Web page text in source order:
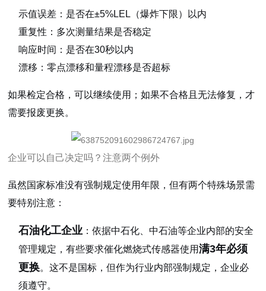
示值误差：是否在±5%LEL（爆炸下限）以内
重复性：多次测量结果是否稳定
响应时间：是否在30秒以内
漂移：零点漂移和量程漂移是否超标
如果检定合格，可以继续使用；如果不合格且无法修复，才
需要报废更换。
企业可以自己决定吗？注意两个例外
虽然国家标准没有强制规定使用年限，但有两个特殊场景需
要特别注意：
石油化工企业 ：依据中石化、中石油等企业内部的安全
管理规定，有些要求催化燃烧式传感器使用满3年必须
更换。这不是国标，但作为行业内部强制规定，企业必
须遵守。